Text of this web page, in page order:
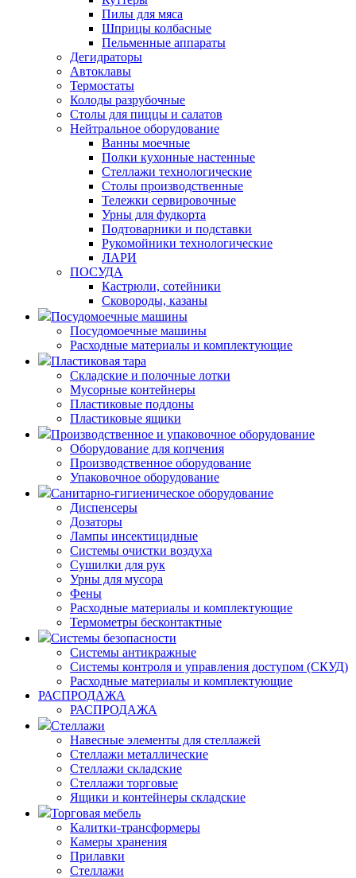
Пилы для мяса
Шприцы колбасные
Пельменные аппараты
Дегидраторы
Автоклавы
Термостаты
Колоды разрубочные
Столы для пиццы и салатов
Нейтральное оборудование
Ванны моечные
Полки кухонные настенные
Стеллажи технологические
Столы производственные
Тележки сервировочные
Урны для фудкорта
Подтоварники и подставки
Рукомойники технологические
ЛАРИ
ПОСУДА
Кастрюли, сотейники
Сковороды, казаны
Посудомоечные машины
Посудомоечные машины
Расходные материалы и комплектующие
Пластиковая тара
Складские и полочные лотки
Мусорные контейнеры
Пластиковые поддоны
Пластиковые ящики
Производственное и упаковочное оборудование
Оборудование для копчения
Производственное оборудование
Упаковочное оборудование
Санитарно-гигиеническое оборудование
Диспенсеры
Дозаторы
Лампы инсектицидные
Системы очистки воздуха
Сушилки для рук
Урны для мусора
Фены
Расходные материалы и комплектующие
Термометры бесконтактные
Системы безопасности
Системы антикражные
Системы контроля и управления доступом (СКУД)
Расходные материалы и комплектующие
РАСПРОДАЖА
РАСПРОДАЖА
Стеллажи
Навесные элементы для стеллажей
Стеллажи металлические
Стеллажи складские
Стеллажи торговые
Ящики и контейнеры складские
Торговая мебель
Калитки-трансформеры
Камеры хранения
Прилавки
Стеллажи